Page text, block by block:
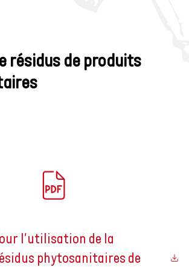
résidus de produits
l'utilisation de la
phytosanitaires de